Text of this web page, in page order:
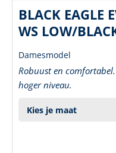
BLACK EAGLE
WS LOW/
Damesmodel
Robuust en
hoger niveau.